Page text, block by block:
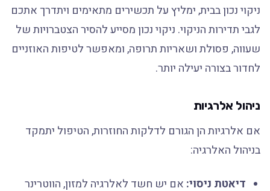
ניקוי נכון בבית, ימליץ על תכשירים מתאימים ויתדרך אתכם
לגבי תדירות הניקוי. ניקוי נכון מסייע להסיר הצטברויות של
שעווה, פסולת ושאריות תרופה, ומאפשר לטיפות האוזניים
לחדור בצורה יעילה יותר.
ניהול אלרגיות
אם אלרגיות הן הגורם לדלקות החוזרות, הטיפול יתמקד
בניהול האלרגיה:
דיאטת ניסוי:אם יש חשד לאלרגיה למזון, הווטרינר